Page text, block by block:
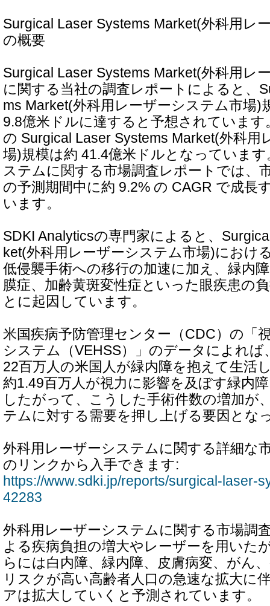
Surgical Laser Systems Market(外科用レ
の概要
Surgical Laser Systems Market(外科用レ
に関する当社の調査レポートによると、
ms Market(外科用レーザーシステム市場)
9.8億米ドルに達すると予想されていま
の Surgical Laser Systems Market(外科用
場)規模は約 41.4億米ドルとなっていま
ステムに関する市場調査レポートでは、
の予測期間中に約 9.2% の CAGR で成長
います。
SDKI Analyticsの専門家によると、
ket(外科用レーザーシステム市場)におけ
低侵襲手術への移行の加速に加え、緑内
膜症、加齢黄斑変性症といった眼疾患の
とに起因しています。
米国疾病予防管理センター（CDC）の「
システム（VEHSS）」のデータによれば
22百万人の米国人が緑内障を抱えて生活
約1.49百万人が視力に影響を及ぼす緑内
したがって、こうした手術件数の増加が
テムに対する需要を押し上げる要因とな
外科用レーザーシステムに関する詳細な
のリンクから入手できます:
https://www.sdki.jp/reports/surgical-laser-
42283
外科用レーザーシステムに関する市場調
よる疾病負担の増大やレーザーを用いた
らには白内障、緑内障、皮膚病変、がん
リスクが高い高齢者人口の急速な拡大に
アは拡大していくと予測されています。